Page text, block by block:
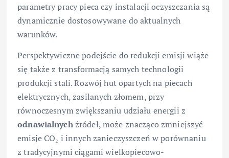
parametry pracy pieca czy instalacji oczyszczania są
dynamicznie dostosowywane do aktualnych
warunków.
Perspektywiczne podejście do redukcji emisji wiąże
się także z transformacją samych technologii
produkcji stali. Rozwój hut opartych na piecach
elektrycznych, zasilanych złomem, przy
równoczesnym zwiększaniu udziału energii z
odnawialnychźródeł, może znacząco zmniejszyć
emisje CO₂ i innych zanieczyszczeń w porównaniu
z tradycyjnymi ciągami wielkopiecowo-